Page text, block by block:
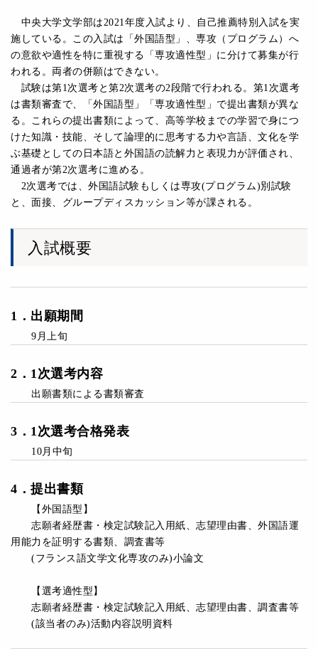
中央大学文学部は2021年度入試より、自己推薦特別入試を実
施している。この入試は「外国語型」、専攻（プログラム）へ
の意欲や適性を特に重視する「専攻適性型」に分けて募集が行
われる。両者の併願はできない。
試験は第1次選考と第2次選考の2段階で行われる。第1次選考
は書類審査で、「外国語型」「専攻適性型」で提出書類が異な
る。これらの提出書類によって、高等学校までの学習で身につ
けた知識・技能、そして論理的に思考する力や言語、文化を学
ぶ基礎としての日本語と外国語の読解力と表現力が評価され、
通過者が第2次選考に進める。
2次選考では、外国語試験もしくは専攻(プログラム)別試験
と、面接、グループディスカッション等が課される。
入試概要
1 ． 出願期間
9月上旬
2 ． 1次選考内容
出願書類による書類審査
3 ． 1次選考合格発表
10月中旬
4 ． 提出書類
【外国語型】
志願者経歴書・検定試験記入用紙、志望理由書、外国語運
用能力を証明する書類、調査書等
(フランス語文学文化専攻のみ)小論文
【選考適性型】
志願者経歴書・検定試験記入用紙、志望理由書、調査書等
(該当者のみ)活動内容説明資料